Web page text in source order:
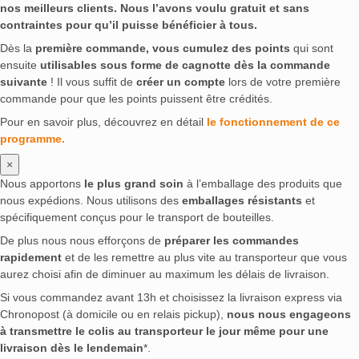
nos meilleurs clients. Nous l’avons voulu gratuit et sans
contraintes pour qu’il puisse bénéficier à tous.
Dès la première commande, vous cumulez des points qui sont
ensuite utilisables sous forme de cagnotte dès la commande
suivante ! Il vous suffit de créer un compte lors de votre première
commande pour que les points puissent être crédités.
Pour en savoir plus, découvrez en détail le fonctionnement de ce
programme.
×
Nous apportons le plus grand soin à l’emballage des produits que
nous expédions. Nous utilisons des emballages résistants et
spécifiquement conçus pour le transport de bouteilles.
De plus nous nous efforçons de préparer les commandes
rapidement et de les remettre au plus vite au transporteur que vous
aurez choisi afin de diminuer au maximum les délais de livraison.
Si vous commandez avant 13h et choisissez la livraison express via
Chronopost (à domicile ou en relais pickup), nous nous engageons
à transmettre le colis au transporteur le jour même pour une
livraison dès le lendemain*.